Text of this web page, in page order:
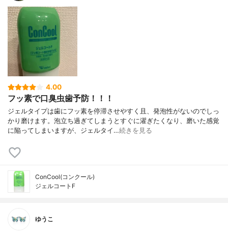
4.00
フッ素で口臭虫歯予防！！！
ジェルタイプは歯にフッ素を停滞させやすく且、発泡性がないのでしっ
かり磨けます。泡立ち過ぎてしまうとすぐに濯ぎたくなり、磨いた感覚
に陥ってしまいますが、ジェルタイ…続きを見る
ConCool(コンクール)
ジェルコートF
ゆうこ